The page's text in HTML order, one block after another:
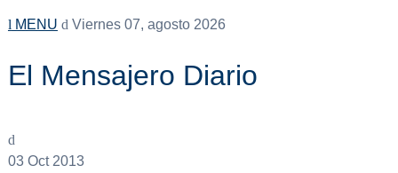
MENU Viernes 07, agosto 2026
El Mensajero Diario
03Oct 2013